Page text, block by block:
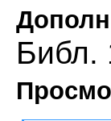
Библ.